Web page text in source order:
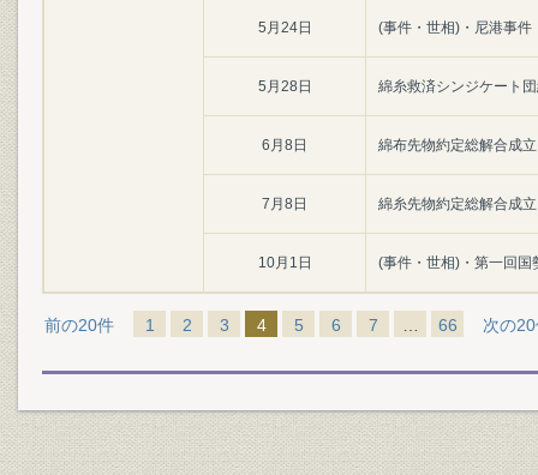
5月24日 (事件・世相)・尼港事件
5月28日 綿糸救済シンジケート
6月8日 綿布先物約定総解合成立
7月8日 綿糸先物約定総解合成立
10月1日 (事件・世相)・第一回国
前の20件 1 2 3 4 5 6 7 66 次の